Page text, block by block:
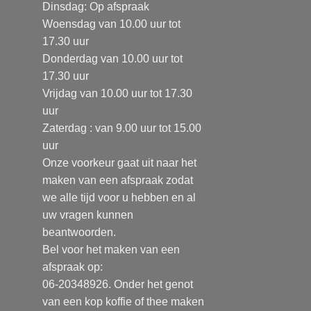
Dinsdag: Op afspraak
Woensdag van 10.00 uur tot
17.30 uur
Donderdag van 10.00 uur tot
17.30 uur
Vrijdag van 10.00 uur tot 17.30
uur
Zaterdag : van 9.00 uur tot 15.00
uur
Onze voorkeur gaat uit naar het
maken van een afspraak zodat
we alle tijd voor u hebben en al
uw vragen kunnen
beantwoorden.
Bel voor het maken van een
afspraak op:
06-20348926. Onder het genot
van een kop koffie of thee maken